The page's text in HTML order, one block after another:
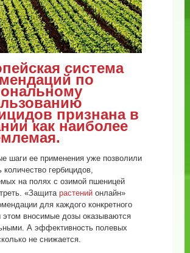
система
по
признана в
как наиболее
шаги ее применения уже позволили
количество гербицидов,
на полях с озимой пшеницей
«Защита растенийонлайн»
для каждого конкретного
этом вносимые дозы оказываются
А эффективность полевых
не снижается.